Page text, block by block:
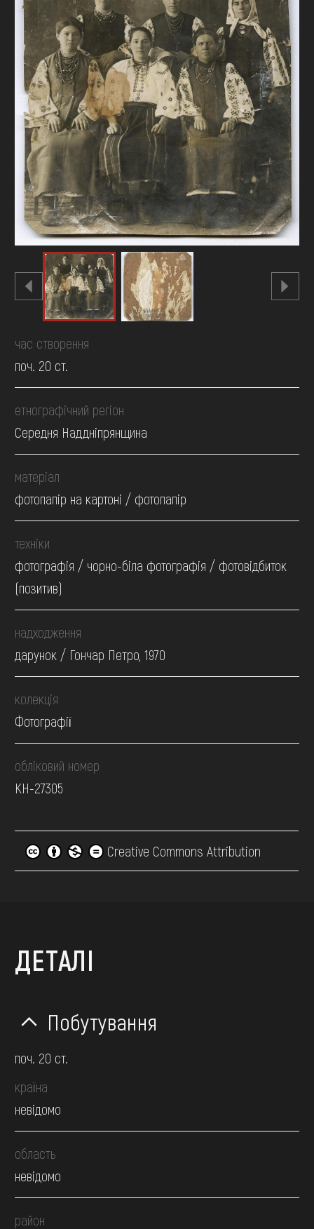
ОНЛАЙН-КРАМНИЦЯ
ПІДТРИМАТИ
час створення
поч. 20 ст.
етнографічний регіон
Середня Наддніпрянщина
матеріал
фотопапір на картоні / фотопапір
техніки
фотографія / чорно-біла фотографія / фотовідбиток
(позитив)
надходження
дарунок / Гончар Петро, 1970
колекція
Фотографії
обліковий номер
КН-27305
Creative Commons Attribution
ДЕТАЛІ
Побутування
поч. 20 ст.
країна
невідомо
область
невідомо
район